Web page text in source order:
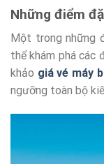
Những điểm
Một trong những
thể khám phá các
khảo giá vé máy
ngưỡng toàn bộ